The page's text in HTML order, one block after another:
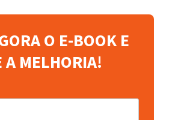
O E-BOOK E
A MELHORIA!